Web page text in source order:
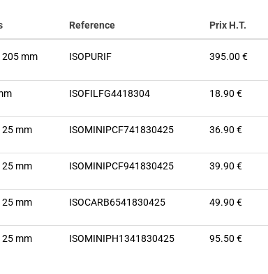
Reference Prix H.T.
205 mm ISOPURIF 395.00 €
ISOFILFG4418304 18.90 €
25 mm ISOMINIPCF741830425 36.90 €
25 mm ISOMINIPCF941830425 39.90 €
25 mm ISOCARB6541830425 49.90 €
25 mm ISOMINIPH1341830425 95.50 €